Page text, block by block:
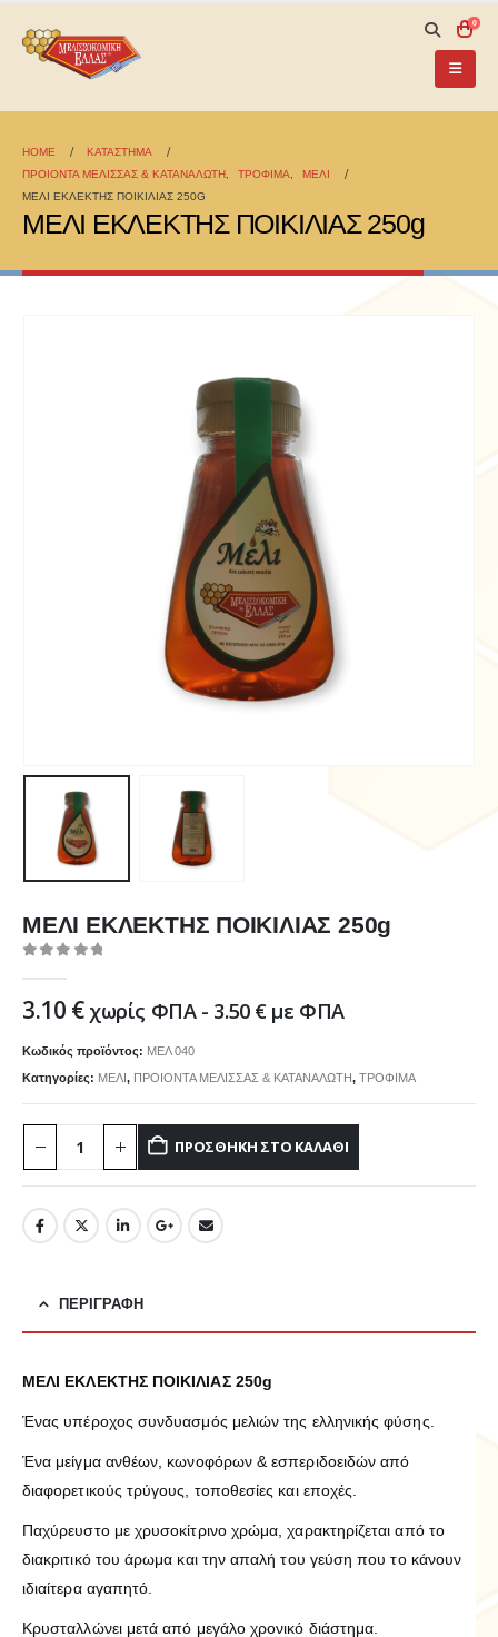
0
HOME
ΚΑΤΆΣΤΗΜΑ
ΠΡΟΙΟΝΤΑ ΜΕΛΙΣΣΑΣ & ΚΑΤΑΝΑΛΩΤΗ
ΤΡΟΦΙΜΑ
ΜΕΛΙ
ΜΕΛΙ ΕΚΛΕΚΤΗΣ ΠΟΙΚΙΛΙΑΣ 250G
ΜΕΛΙ ΕΚΛΕΚΤΗΣ ΠΟΙΚΙΛΙΑΣ 250g
ΜΕΛΙ ΕΚΛΕΚΤΗΣ ΠΟΙΚΙΛΙΑΣ 250g
3.10 € χωρίς ΦΠΑ - 3.50 €με ΦΠΑ
Κωδικός προϊόντος: ΜΕΛ 040
Κατηγορίες: ΜΕΛΙ, ΠΡΟΙΟΝΤΑ ΜΕΛΙΣΣΑΣ & ΚΑΤΑΝΑΛΩΤΗ, ΤΡΟΦΙΜΑ
ΠΡΟΣΘΉΚΗ ΣΤΟ ΚΑΛΆΘΙ
ΠΕΡΙΓΡΑΦΉ
ΜΕΛΙ ΕΚΛΕΚΤΗΣ ΠΟΙΚΙΛΙΑΣ 250g
Ένας υπέροχος συνδυασμός μελιών της ελληνικής φύσης.
Ένα μείγμα ανθέων, κωνοφόρων & εσπεριδοειδών από
διαφορετικούς τρύγους, τοποθεσίες και εποχές.
Παχύρευστο με χρυσοκίτρινο χρώμα, χαρακτηρίζεται από το
διακριτικό του άρωμα και την απαλή του γεύση που το κάνουν
ιδιαίτερα αγαπητό.
Κρυσταλλώνει μετά από μεγάλο χρονικό διάστημα.